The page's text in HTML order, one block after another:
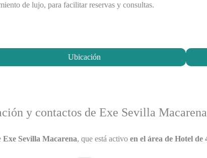
de lujo, para facilitar reservas y consultas.
Ubicación
y contactos de Exe Sevilla Macarena
Exe Sevilla Macarena, que está activo en el área de Hotel de